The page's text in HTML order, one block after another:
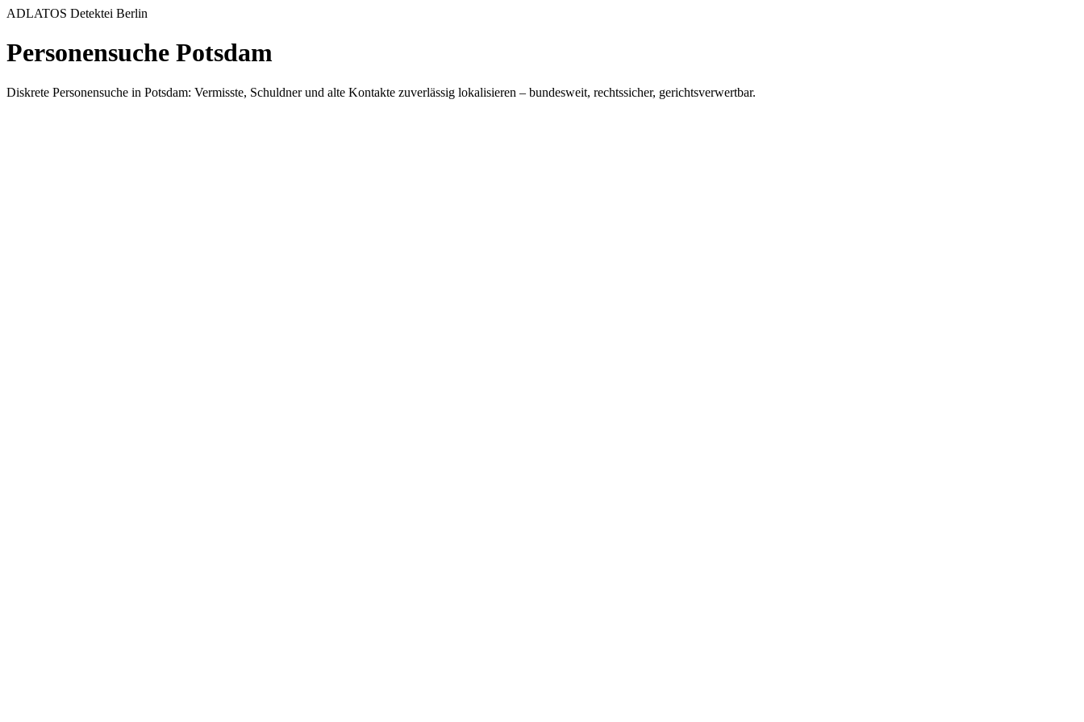
ADLATOS Detektei Berlin
Personensuche Potsdam
Diskrete Personensuche in Potsdam: Vermisste, Schuldner und alte Kontakte zuverlässig lokalisieren – bundesweit, rechtssicher, gerichtsverwertbar.